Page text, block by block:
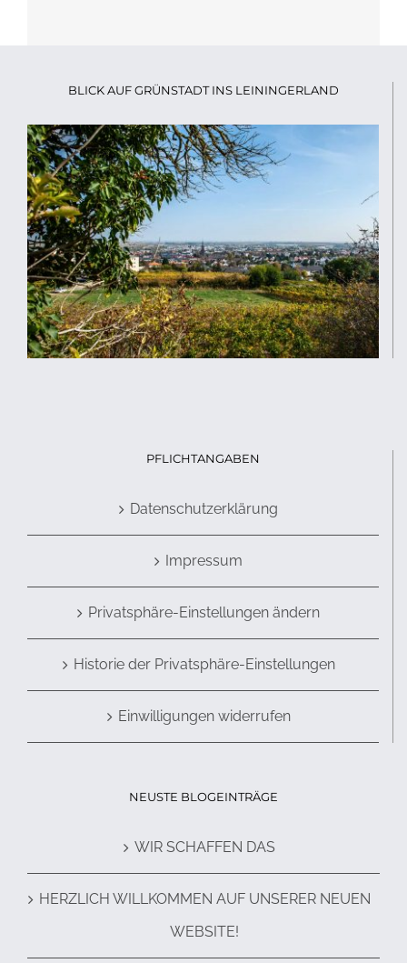
BLICK AUF GRÜNSTADT INS LEININGERLAND
PFLICHTANGABEN
Datenschutzerklärung
Impressum
Privatsphäre-Einstellungen ändern
Historie der Privatsphäre-Einstellungen
Einwilligungen widerrufen
NEUSTE BLOGEINTRÄGE
WIR SCHAFFEN DAS
HERZLICH WILLKOMMEN AUF UNSERER NEUEN
WEBSITE!